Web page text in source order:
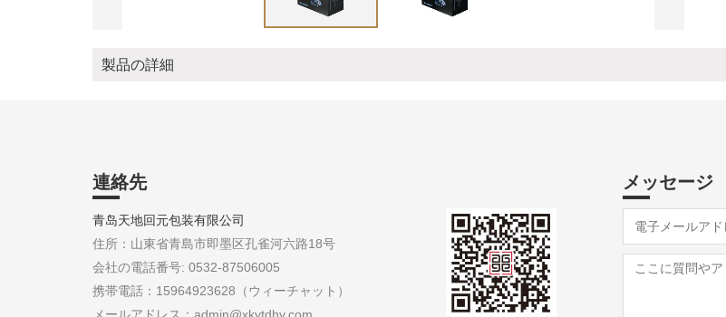
製品の詳細
連絡先
青岛天地回元包装有限公司
住所：山東省青島市即墨区孔雀河六路18号
会社の電話番号: 0532-87506005
携帯電話：15964923628（ウィーチャット）
メールアドレス：admin@xkytdhy.com
メッセージ